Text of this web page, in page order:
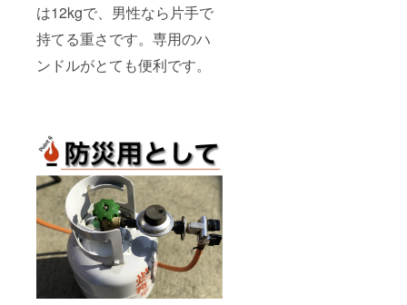
は12kgで、男性なら片手で
持てる重さです。専用のハ
ンドルがとても便利です。